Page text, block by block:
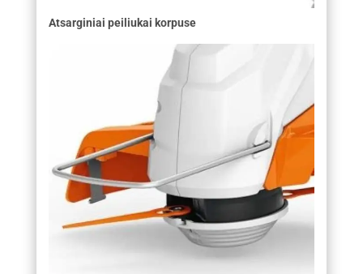
Atsarginiai peiliukai korpuse